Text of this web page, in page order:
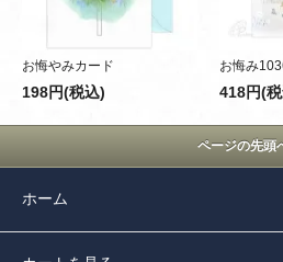
お悔やみカード
198円(税込)
お悔み
418円(
ページの先頭
ホーム